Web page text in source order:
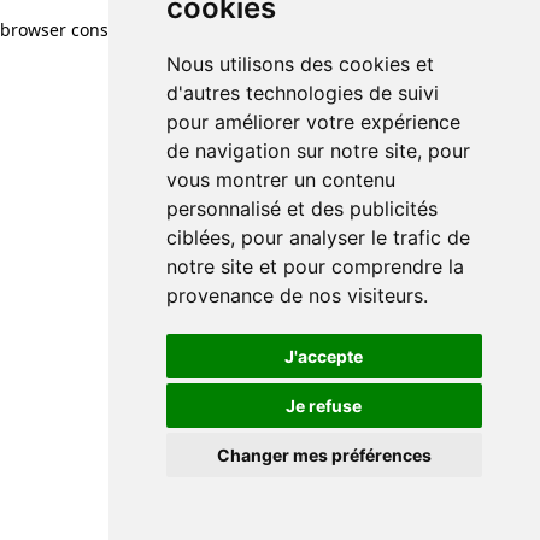
cookies
Nous utilisons des cookies et
d'autres technologies de suivi
pour améliorer votre expérience
de navigation sur notre site, pour
vous montrer un contenu
personnalisé et des publicités
ciblées, pour analyser le trafic de
notre site et pour comprendre la
provenance de nos visiteurs.
J'accepte
Je refuse
Changer mes préférences
cookies
Nous utilisons des cookies et
d'autres technologies de suivi
pour améliorer votre expérience
de navigation sur notre site, pour
vous montrer un contenu
personnalisé et des publicités
ciblées, pour analyser le trafic de
notre site et pour comprendre la
provenance de nos visiteurs.
J'accepte
Je refuse
Changer mes préférences
browser console for more information)